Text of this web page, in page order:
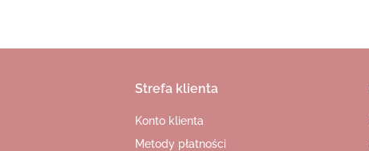
Strefa klienta
Konto klienta
Metody płatności